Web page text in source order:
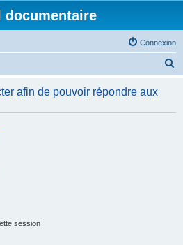
documentaire
Connexion
h
afin de pouvoir répondre aux
session